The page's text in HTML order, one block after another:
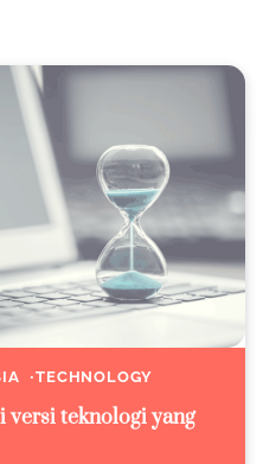
TECHNOLOGY
versi teknologi yang